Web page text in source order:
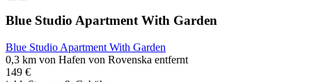
Blue Studio Apartment With Garden
Blue Studio Apartment With Garden
0,3 km von Hafen von Rovenska entfernt
149 €